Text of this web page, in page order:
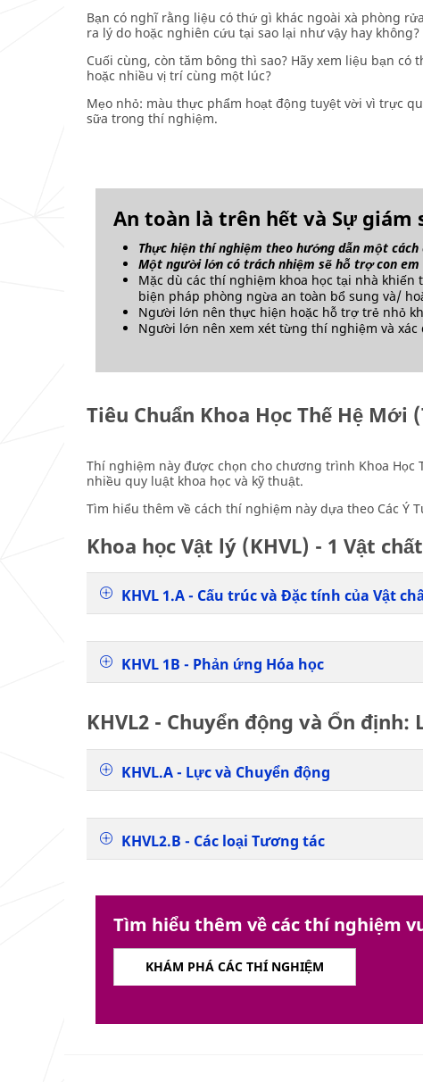
Bạn có nghĩ rằng liệu có thứ gì khác ngoài xà phòng
ra lý do hoặc nghiên cứu tại sao lại như vậy hay không?
Cuối cùng, còn tăm bông thì sao? Hãy xem liệu bạn
hoặc nhiều vị trí cùng một lúc?
Mẹo nhỏ: màu thực phẩm hoạt động tuyệt vời vì trực
sữa trong thí nghiệm.
An toàn là trên hết và Sự
Thực hiện thí nghiệm theo hướng dẫn một cách
Một người lớn có trách nhiệm sẽ hỗ trợ con
Mặc dù các thí nghiệm khoa học tại nhà
biện pháp phòng ngừa an toàn bổ sung và/
Người lớn nên thực hiện hoặc hỗ trợ trẻ nhỏ
Người lớn nên xem xét từng thí nghiệm và
Tiêu Chuẩn Khoa Học Thế Hệ
Thí nghiệm này được chọn cho chương trình Khoa Học
nhiều quy luật khoa học và kỹ thuật.
Tìm hiểu thêm về cách thí nghiệm này dựa theo Các Ý
Khoa học Vật lý (KHVL) - 1 Vật
KHVL 1.A - Cấu trúc và Đặc tính của Vật
KHVL 1B - Phản ứng Hóa học
KHVL2 - Chuyển động và Ổn
KHVL.A - Lực và Chuyển động
KHVL2.B - Các loại Tương tác
Tìm hiểu thêm về các thí nghiệm
KHÁM PHÁ CÁC THÍ NGHIỆM